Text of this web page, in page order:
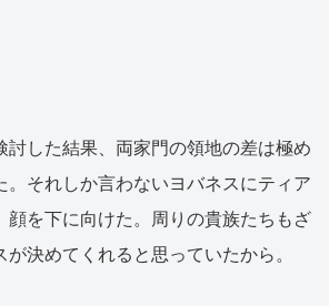
討した結果、両家門の領地の差は極め
。それしか言わないヨバネスにティア
顔を下に向けた。周りの貴族たちもざ
決めてくれると思っていたから。